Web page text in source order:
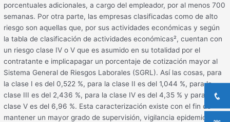
porcentuales adicionales, a cargo del empleador, por al menos 700
semanas. Por otra parte, las empresas clasificadas como de alto
riesgo son aquellas que, por sus actividades económicas y según
la tabla de clasificación de actividades económicas², cuentan con
un riesgo clase IV o V que es asumido en su totalidad por el
contratante e implicapagar un porcentaje de cotización mayor al
Sistema General de Riesgos Laborales (SGRL). Así las cosas, para
la clase I es del 0,522 %, para la clase II es del 1,044 %, para la
clase III es del 2,436 %, para la clase IV es del 4,35 % y para la
clase V es del 6,96 %. Esta caracterización existe con el fin de
mantener un mayor grado de supervisión, vigilancia epidemiológica